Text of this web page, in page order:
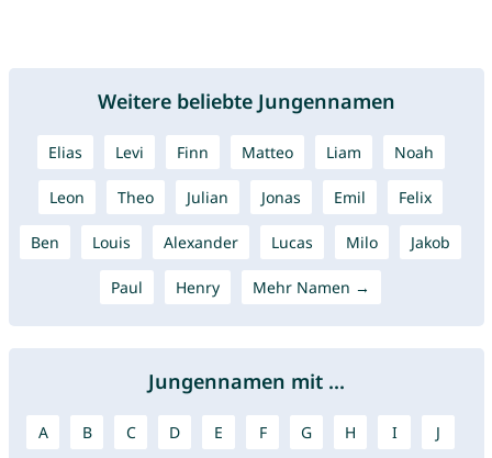
Weitere beliebte Jungennamen
Elias Levi Finn Matteo Liam Noah
Leon Theo Julian Jonas Emil Felix
Ben Louis Alexander Lucas Milo Jakob
Paul Henry Mehr Namen →
Jungennamen mit ...
A B C D E F G H I J